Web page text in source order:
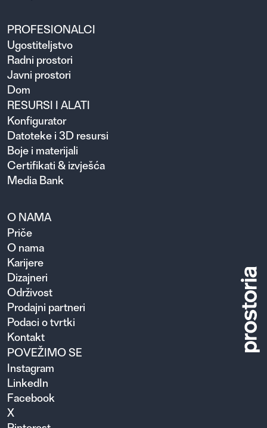
PROFESIONALCI
Ugosti­teljstvo
Radni prostori
Javni prostori
Dom
RESURSI I ALATI
Konfigurator
Datoteke i 3D resursi
Boje i materijali
Certifikati & izvješća
Media Bank
O NAMA
Priče
O nama
Karijere
Dizajneri
Održivost
Prodajni partneri
Podaci o tvrtki
Kontakt
POVEŽIMO SE
Instagram
LinkedIn
Facebook
X